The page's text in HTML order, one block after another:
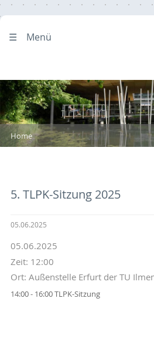
Menü
Home
5. TLPK-Sitzung 2025
05.06.2025
05.06.2025
Zeit: 12:00
Ort: Außenstelle Erfurt der TU
14:00 - 16:00 TLPK-Sitzung